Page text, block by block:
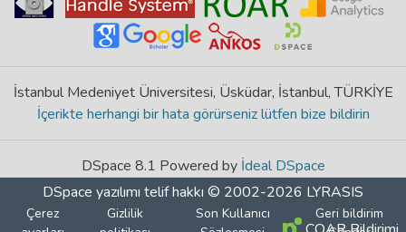
İstanbul Medeniyet Üniversitesi, Üsküdar, İstanbul, TÜRKİYE
İçerikte herhangi bir hata görürseniz lütfen bize bildirin
DSpace 8.1 Powered by İdeal DSpace
DSpace yazılımı telif hakkı © 2002-2026 LYRASIS
Çerez
Gizlilik
Son Kullanıcı
Geri bildirim